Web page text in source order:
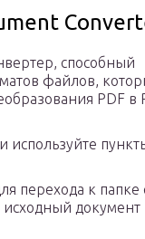
способный
файлов,
PDF в
используйте
перехода к